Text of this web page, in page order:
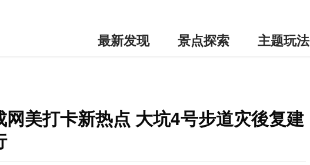
最新发现 景点探索 主题玩法
美打卡新热点 大坑4号步道灾後复建